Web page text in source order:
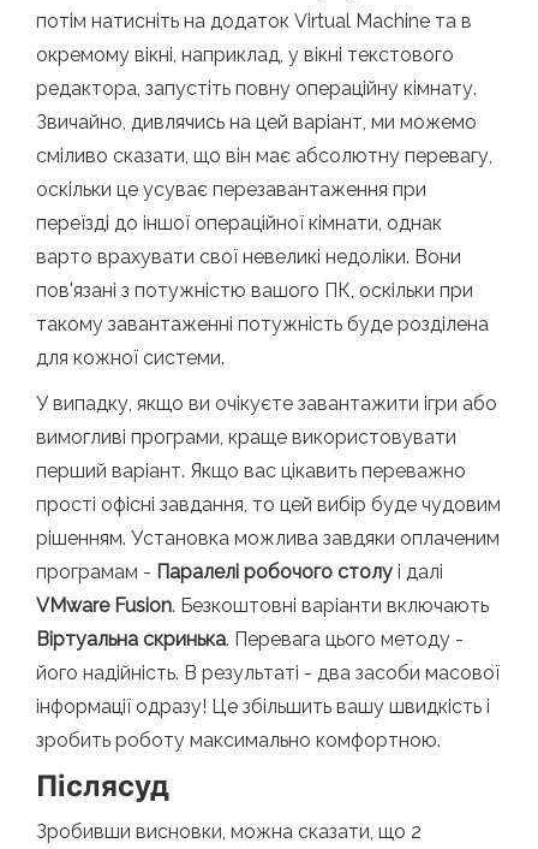
потім натисніть на додаток Virtual Machine та в
окремому вікні, наприклад, у вікні текстового
редактора, запустіть повну операційну кімнату.
Звичайно, дивлячись на цей варіант, ми можемо
сміливо сказати, що він має абсолютну перевагу,
оскільки це усуває перезавантаження при
переїзді до іншої операційної кімнати, однак
варто врахувати свої невеликі недоліки. Вони
пов'язані з потужністю вашого ПК, оскільки при
такому завантаженні потужність буде розділена
для кожної системи.
У випадку, якщо ви очікуєте завантажити ігри або
вимогливі програми, краще використовувати
перший варіант. Якщо вас цікавить переважно
прості офісні завдання, то цей вибір буде чудовим
рішенням. Установка можлива завдяки оплаченим
програмам - Паралелі робочого столу і далі
VMware Fusion. Безкоштовні варіанти включають
Віртуальна скринька. Перевага цього методу -
його надійність. В результаті - два засоби масової
інформації одразу! Це збільшить вашу швидкість і
зробить роботу максимально комфортною.
Післясуд
Зробивши висновки, можна сказати, що 2